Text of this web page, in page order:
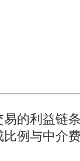
的利益链
例与中介